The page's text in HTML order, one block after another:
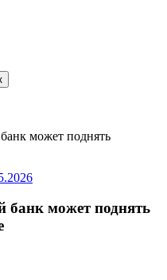
может поднять
банк может поднять